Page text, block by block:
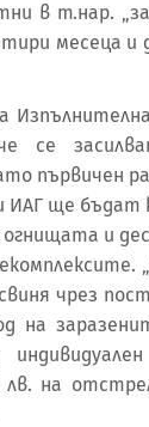
в т.нар.
месеца и
се
първичен
ИАГ ще бъдат
и
чрез
на
на